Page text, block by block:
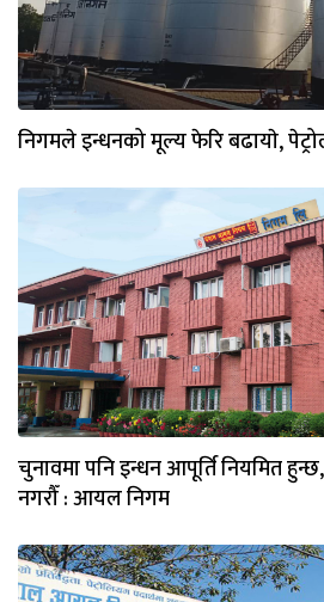
निगमले इन्धनको मूल्य फेरि बढायाे,
चुनावमा पनि इन्धन आपूर्ति नियमित
नगरौँ : आयल निगम